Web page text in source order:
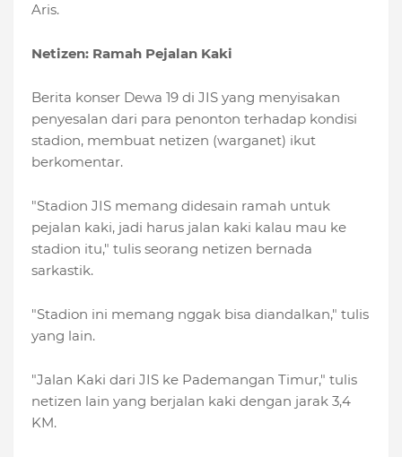
Aris.
Netizen: Ramah Pejalan Kaki
Berita konser Dewa 19 di JIS yang menyisakan
penyesalan dari para penonton terhadap kondisi
stadion, membuat netizen (warganet) ikut
berkomentar.
"Stadion JIS memang didesain ramah untuk
pejalan kaki, jadi harus jalan kaki kalau mau ke
stadion itu," tulis seorang netizen bernada
sarkastik.
"Stadion ini memang nggak bisa diandalkan," tulis
yang lain.
"Jalan Kaki dari JIS ke Pademangan Timur," tulis
netizen lain yang berjalan kaki dengan jarak 3,4
KM.